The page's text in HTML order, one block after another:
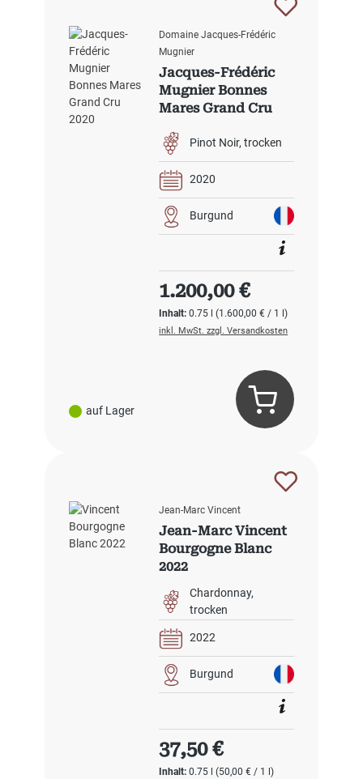
auf Lager
Domaine Jacques-Frédéric
Mugnier
Jacques-Frédéric
Mugnier Bonnes
Mares Grand Cru
Pinot Noir trocken
2020
Burgund
Inhalt:0.75 l(1.600,00 € / 1 l)
Regulärer Preis:
1.200,00 €
inkl. MwSt. zzgl. Versandkosten
Jean-Marc Vincent
Jean-Marc Vincent
Bourgogne Blanc
2022
Chardonnay
trocken
2022
Burgund
Inhalt:0.75 l(50,00 € / 1 l)
Regulärer Preis:
37,50 €